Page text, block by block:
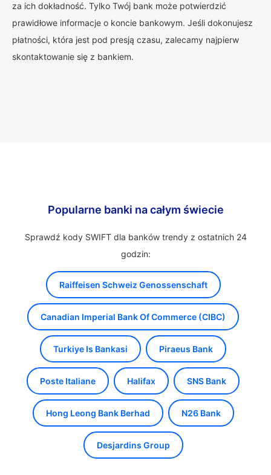
za ich dokładność. Tylko Twój bank może potwierdzić
prawidłowe informacje o koncie bankowym. Jeśli dokonujesz
płatności, która jest pod presją czasu, zalecamy najpierw
skontaktowanie się z bankiem.
Popularne banki na całym świecie
Sprawdź kody SWIFT dla banków trendy z ostatnich 24
godzin:
Raiffeisen Schweiz Genossenschaft
Canadian Imperial Bank Of Commerce (CIBC)
Turkiye Is Bankasi Piraeus Bank
Poste Italiane Halifax SNS Bank
Hong Leong Bank Berhad N26 Bank
Desjardins Group